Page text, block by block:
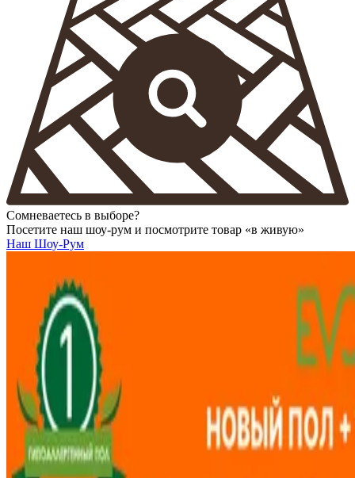
Сомневаетесь в выборе?
Посетите наш шоу-рум и посмотрите товар «в живую»
Наш Шоу-Рум